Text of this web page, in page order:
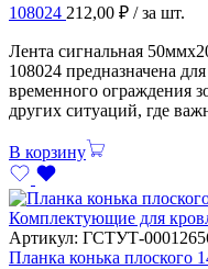
108024 212,00 ₽ / за шт.
Лента сигнальная
108024 предназначена
временного ограждения
других ситуаций, где
В корзину
Комплектующие для
Артикул: ГСТУТ-
Планка конька плоского